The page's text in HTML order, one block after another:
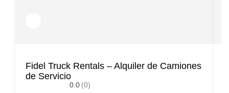
Fidel Truck Rentals – Alquiler de Camiones
de Servicio
0.0 (0)